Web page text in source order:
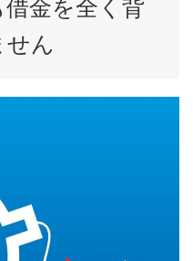
金を全く背
せん